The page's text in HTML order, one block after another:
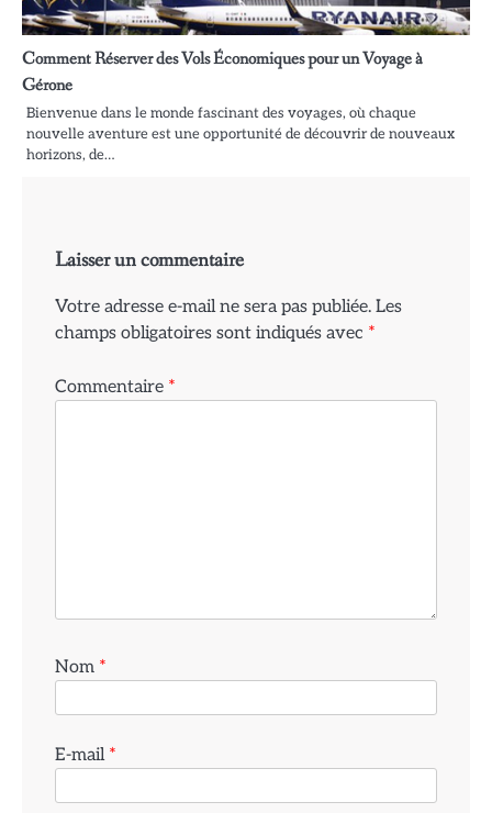
Comment Réserver des Vols Économiques pour un Voyage à
Gérone
Bienvenue dans le monde fascinant des voyages, où chaque
nouvelle aventure est une opportunité de découvrir de nouveaux
horizons, de…
Laisser un commentaire
Votre adresse e-mail ne sera pas publiée. Les
champs obligatoires sont indiqués avec *
Commentaire *
Nom *
E-mail *